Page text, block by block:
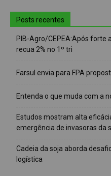
Posts recentes
PIB-Agro/CEPEA:Após forte
recua 2% no 1º tri
Farsul envia para FPA
Entenda o que muda com a
Estudos mostram alta
emergência de invasoras da
Cadeia da soja aborda
logística